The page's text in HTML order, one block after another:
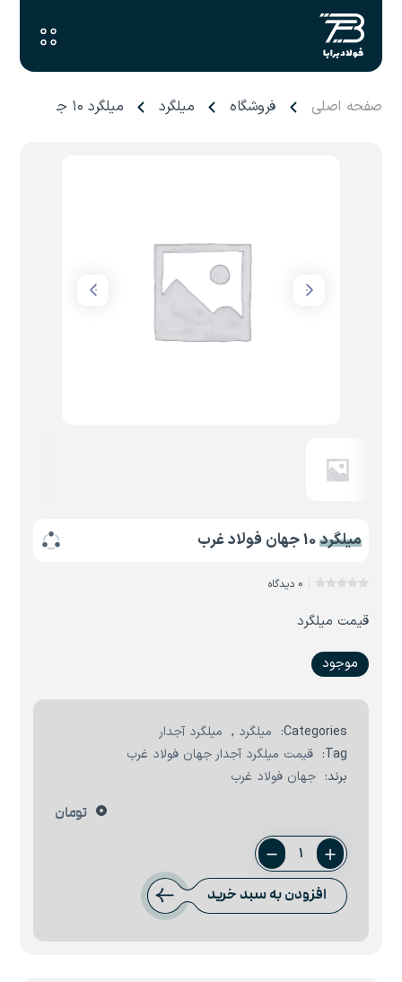
صفحه اصلی فروشگاه میلگرد میلگرد ۱۰ جهان فولاد غرب
میلگرد 10 جهان فولاد غرب
0 دیدگاه
قیمت میلگرد
موجود
Categories: میلگرد , میلگرد آجدار
Tag:
قیمت میلگرد آجدار جهان فولاد غرب
برند: جهان فولاد غرب
0 تومان
میلگرد
10
جهان
افزودن به سبد خرید